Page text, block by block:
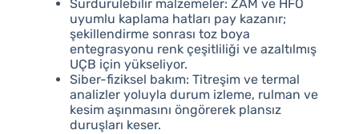
Sürdürülebilir malzemeler: ZAM ve HFO
uyumlu kaplama hatları pay kazanır;
şekillendirme sonrası toz boya
entegrasyonu renk çeşitliliği ve azaltılmış
UÇB için yükseliyor.
Siber-fiziksel bakım: Titreşim ve termal
analizler yoluyla durum izleme, rulman ve
kesim aşınmasını öngörerek plansız
duruşları keser.